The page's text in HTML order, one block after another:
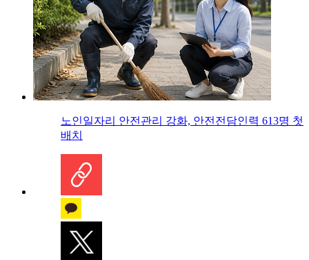
노인일자리 안전관리 강화, 안전전담인력 613명 첫
배치